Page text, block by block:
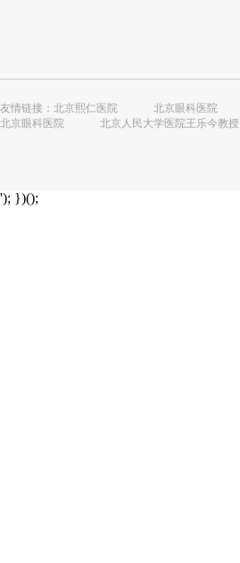
友情链接： 北京熙仁医院 北京眼科医院
北京眼科医院
北京人民大学医院王乐今教授
'); })();